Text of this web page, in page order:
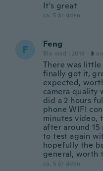
It's great
ca. 5 år siden
F Feng
Ble med i 2018 · 3
There was
finally got it,
expected,
camera quality
did a 2 hours
phone WIFI
minutes video,
after around
to test again
hopefully the
general, worth
ca. 5 år siden